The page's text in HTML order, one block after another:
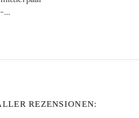
...
REZENSIONEN: